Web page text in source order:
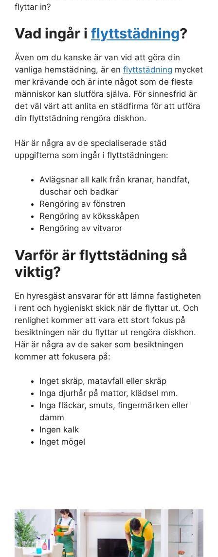
flyttar in?
Vad ingår i flyttstädning?
Även om du kanske är van vid att göra din
vanliga hemstädning, är en flyttstädning mycket
mer krävande och är inte något som de flesta
människor kan slutföra själva. För sinnesfrid är
det väl värt att anlita en städfirma för att utföra
din flyttstädning rengöra diskhon.
Här är några av de specialiserade städ
uppgifterna som ingår i flyttstädningen:
Avlägsnar all kalk från kranar, handfat,
duschar och badkar
Rengöring av fönstren
Rengöring av köksskåpen
Rengöring av vitvaror
Varför är flyttstädning så
viktig?
En hyresgäst ansvarar för att lämna fastigheten
i rent och hygieniskt skick när de flyttar ut. Och
renlighet kommer att vara ett stort fokus på
besiktningen när du flyttar ut rengöra diskhon.
Här är några av de saker som besiktningen
kommer att fokusera på:
Inget skräp, matavfall eller skräp
Inga djurhår på mattor, klädsel mm.
Inga fläckar, smuts, fingermärken eller
damm
Ingen kalk
Inget mögel